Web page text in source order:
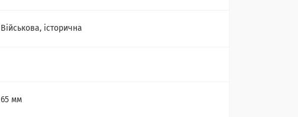
Військова, історична
65 мм